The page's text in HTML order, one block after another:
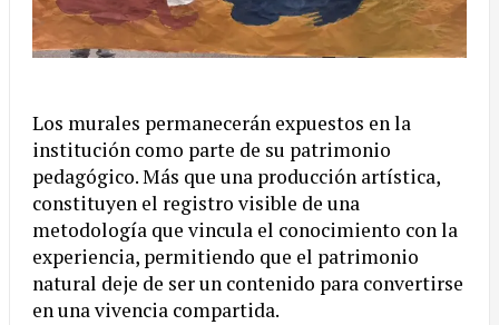
Los murales permanecerán expuestos en la
institución como parte de su patrimonio
pedagógico. Más que una producción artística,
constituyen el registro visible de una
metodología que vincula el conocimiento con la
experiencia, permitiendo que el patrimonio
natural deje de ser un contenido para convertirse
en una vivencia compartida.